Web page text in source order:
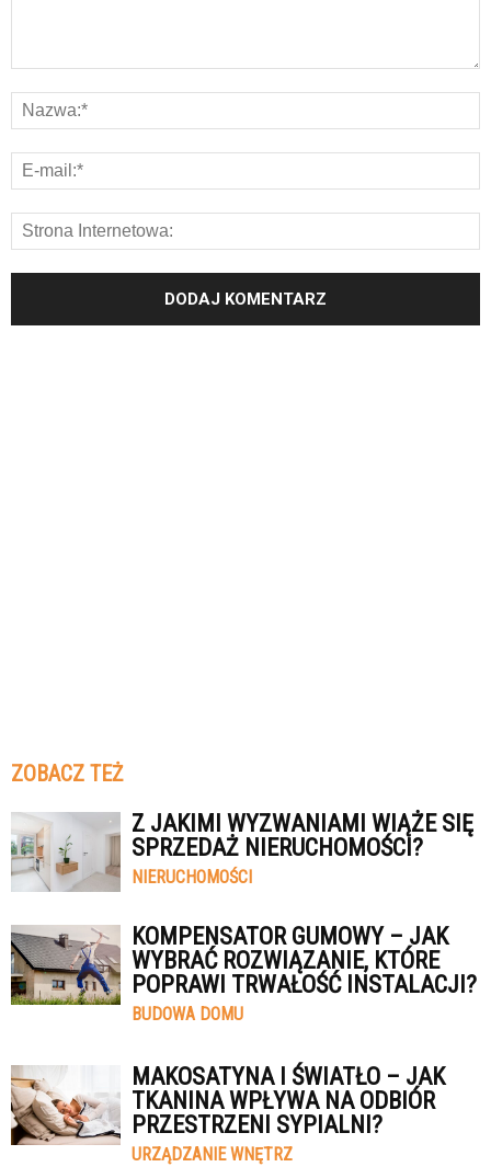
ZOBACZ TEŻ
Z JAKIMI WYZWANIAMI WIĄŻE SIĘ
SPRZEDAŻ NIERUCHOMOŚCI?
NIERUCHOMOŚCI
KOMPENSATOR GUMOWY – JAK
WYBRAĆ ROZWIĄZANIE, KTÓRE
POPRAWI TRWAŁOŚĆ INSTALACJI?
BUDOWA DOMU
MAKOSATYNA I ŚWIATŁO – JAK
TKANINA WPŁYWA NA ODBIÓR
PRZESTRZENI SYPIALNI?
URZĄDZANIE WNĘTRZ